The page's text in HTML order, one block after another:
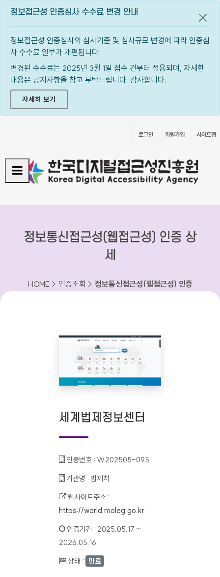
정보접근성 인증심사 수수료 변경 안내
정보접근성 인증심사의 심사기준 및 심사규모 변경에 따라 인증심
사 수수료 일부가 개편됩니다.
변경된 수수료는 2025년 3월 1일 접수 건부터 적용되며, 자세한
내용은 공지사항을 참고 부탁드립니다. 감사합니다.
자세히 보기
공지
로그인 회원가입 사이트맵
정보통신접근성(웹접근성) 인증 상
세
HOME > 인증조회 > 정보통신접근성(웹접근성) 인증
세계법제정보센터
인증번호 : W202505-095
기관명 : 법제처
웹사이트주소 :
https://world.moleg.go.kr
인증기간 : 2025.05.17 ~
2026.05.16
상태 : 만료